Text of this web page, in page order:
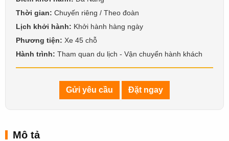
Thời gian: Chuyến riêng / Theo đoàn
Lịch khởi hành: Khởi hành hàng ngày
Phương tiện: Xe 45 chỗ
Hành trình: Tham quan du lịch - Vận chuyển hành khách
Gửi yêu cầu Đặt ngay
Mô tả